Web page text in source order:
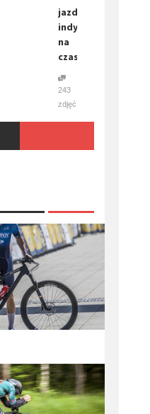
jazda
indywidualna
na
czas
243
zdjęć